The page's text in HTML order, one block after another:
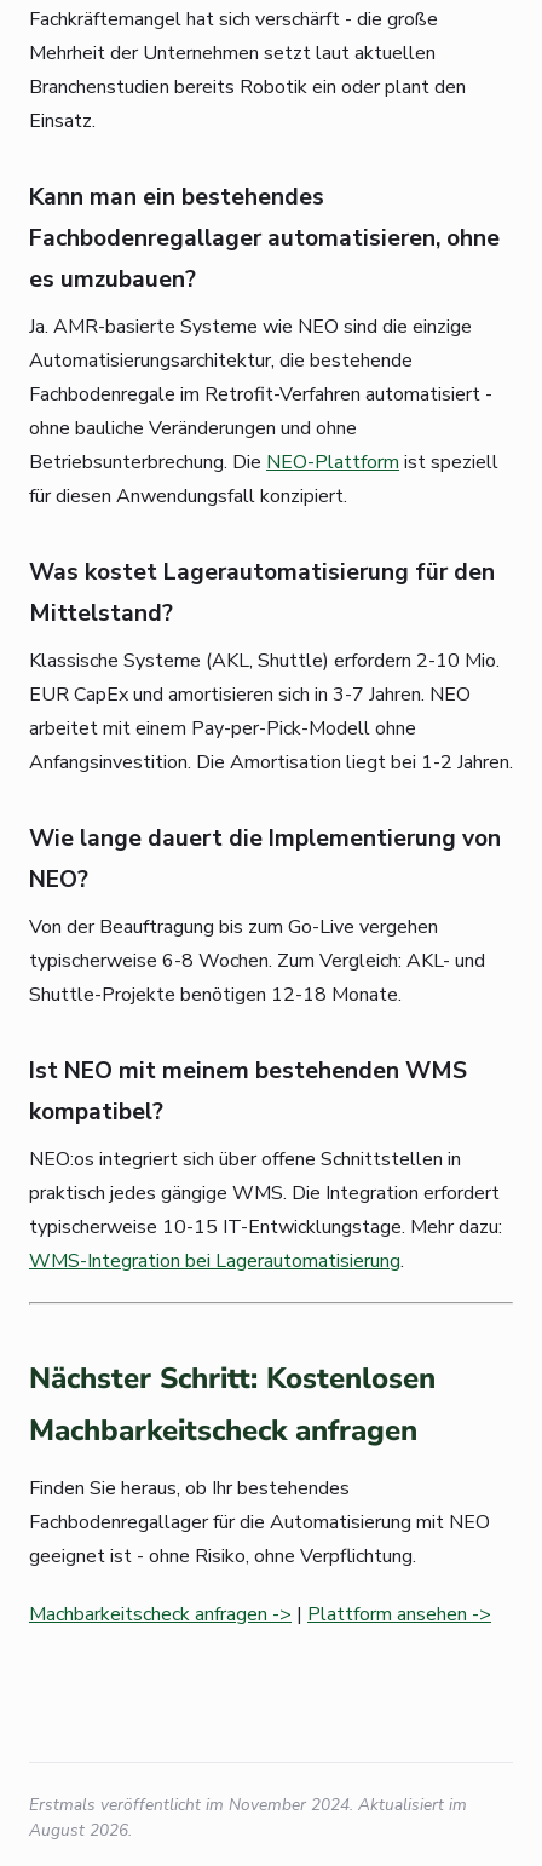
Fachkräftemangel hat sich verschärft - die große
Mehrheit der Unternehmen setzt laut aktuellen
Branchenstudien bereits Robotik ein oder plant den
Einsatz.
Kann man ein bestehendes
Fachbodenregallager automatisieren, ohne
es umzubauen?
Ja. AMR-basierte Systeme wie NEO sind die einzige
Automatisierungsarchitektur, die bestehende
Fachbodenregale im Retrofit-Verfahren automatisiert -
ohne bauliche Veränderungen und ohne
Betriebsunterbrechung. Die NEO-Plattform ist speziell
für diesen Anwendungsfall konzipiert.
Was kostet Lagerautomatisierung für den
Mittelstand?
Klassische Systeme (AKL, Shuttle) erfordern 2-10 Mio.
EUR CapEx und amortisieren sich in 3-7 Jahren. NEO
arbeitet mit einem Pay-per-Pick-Modell ohne
Anfangsinvestition. Die Amortisation liegt bei 1-2 Jahren.
Wie lange dauert die Implementierung von
NEO?
Von der Beauftragung bis zum Go-Live vergehen
typischerweise 6-8 Wochen. Zum Vergleich: AKL- und
Shuttle-Projekte benötigen 12-18 Monate.
Ist NEO mit meinem bestehenden WMS
kompatibel?
NEO:os integriert sich über offene Schnittstellen in
praktisch jedes gängige WMS. Die Integration erfordert
typischerweise 10-15 IT-Entwicklungstage. Mehr dazu:
WMS-Integration bei Lagerautomatisierung.
Nächster Schritt: Kostenlosen
Machbarkeitscheck anfragen
Finden Sie heraus, ob Ihr bestehendes
Fachbodenregallager für die Automatisierung mit NEO
geeignet ist - ohne Risiko, ohne Verpflichtung.
Machbarkeitscheck anfragen -> | Plattform ansehen ->
Erstmals veröffentlicht im November 2024. Aktualisiert im
August 2026.